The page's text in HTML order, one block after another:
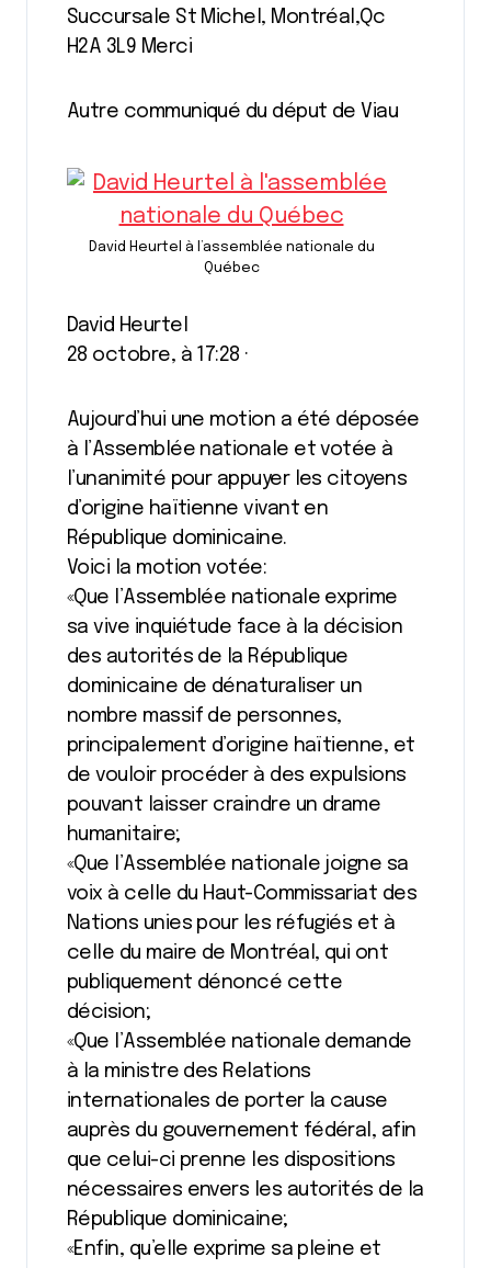
Succursale St Michel, Montréal,Qc
H2A 3L9 Merci
Autre communiqué du déput de Viau
David Heurtel à l’assemblée nationale du
Québec
David Heurtel
28 octobre, à 17:28 ·
Aujourd’hui une motion a été déposée
à l’Assemblée nationale et votée à
l’unanimité pour appuyer les citoyens
d’origine haïtienne vivant en
République dominicaine.
Voici la motion votée:
«Que l’Assemblée nationale exprime
sa vive inquiétude face à la décision
des autorités de la République
dominicaine de dénaturaliser un
nombre massif de personnes,
principalement d’origine haïtienne, et
de vouloir procéder à des expulsions
pouvant laisser craindre un drame
humanitaire;
«Que l’Assemblée nationale joigne sa
voix à celle du Haut-Commissariat des
Nations unies pour les réfugiés et à
celle du maire de Montréal, qui ont
publiquement dénoncé cette
décision;
«Que l’Assemblée nationale demande
à la ministre des Relations
internationales de porter la cause
auprès du gouvernement fédéral, afin
que celui-ci prenne les dispositions
nécessaires envers les autorités de la
République dominicaine;
«Enfin, qu’elle exprime sa pleine et